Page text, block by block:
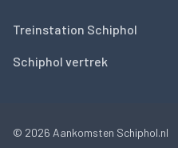
Treinstation Schiphol
Schiphol vertrek
© 2026 Aankomsten Schiphol.nl